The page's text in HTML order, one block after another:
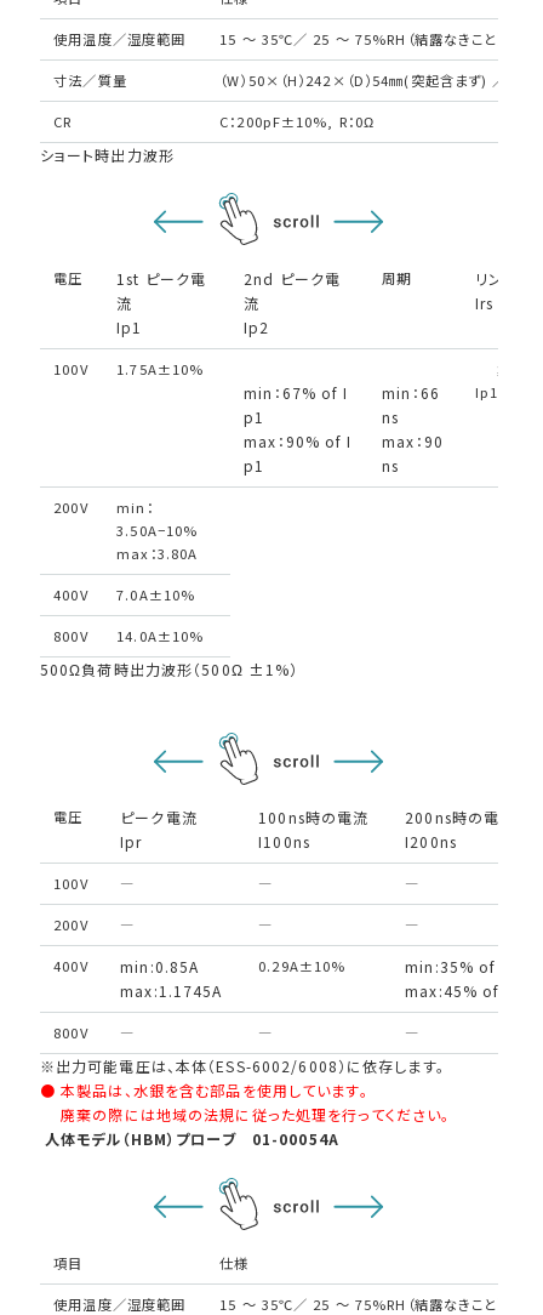
EMC試験器
RF関連製品・試験システム
EMCソリューションセンター
修理・校正
お問い合わせ
サポートデスク
HOME
ニュース 会社概要
使用温度／湿度範囲 15 ～ 35℃／ 25 ～ 75%RH（結露なきこと）
寸法／質量 （W）50×（H）242×（D）54㎜(突起含まず) ／約
CR C：200pF±10%, R：0Ω
ショート時出力波形
電圧
1st ピーク電
流
Ip1
2nd ピーク電
流
Ip2
周期
リンギン
Irs
100V 1.75A±10%
min：67% of I
p1
max：90% of I
p1
min：66
ns
max：90
ns
≦30%
Ip1
200V
min：
3.50A−10%
max：3.80A
400V 7.0A±10%
800V 14.0A±10%
500Ω負荷時出力波形（500Ω ±1%）
電圧
ピーク電流
Ipr
100ns時の電流
I100ns
200ns時の電流
I200ns
100V ― ― ―
200V ― ― ―
400V
min:0.85A
max:1.1745A
0.29A±10%
min:35% of I
max:45% of I
800V ― ― ―
※出力可能電圧は、本体（ESS-6002/6008）に依存します。
● 本製品は、水銀を含む部品を使用しています。
廃棄の際には地域の法規に従った処理を行ってください。
人体モデル（HBM）プローブ 01-00054A
項目 仕様
使用温度／湿度範囲 15 ～ 35℃／ 25 ～ 75%RH（結露なきこと）